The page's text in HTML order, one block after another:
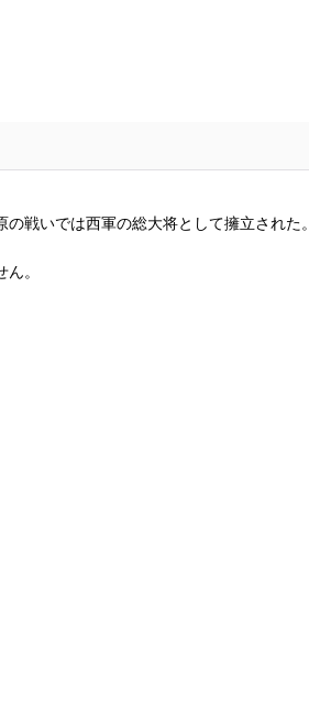
戦いでは西軍の総大将として擁立された。
。